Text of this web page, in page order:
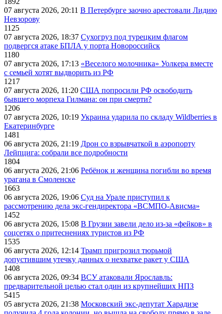
07 августа 2026, 20:11 В Петербурге заочно арестовали Лидию
Невзорову
1125
07 августа 2026, 18:37 Сухогруз под турецким флагом
подвергся атаке БПЛА у порта Новороссийск
1180
07 августа 2026, 17:13 «Веселого молочника» Уолкера вместе
с семьей хотят выдворить из РФ
1217
07 августа 2026, 11:20 США попросили РФ освободить
бывшего морпеха Гилмана: он при смерти?
1206
07 августа 2026, 10:19 Украина ударила по складу Wildberries в
Екатеринбурге
1481
06 августа 2026, 21:19 Дрон со взрывчаткой в аэропорту
Лейпцига: собрали все подробности
1804
06 августа 2026, 21:06 Ребёнок и женщина погибли во время
урагана в Смоленске
1663
06 августа 2026, 19:06 Суд на Урале приступил к
рассмотрению дела экс-гендиректора «ВСМПО-Ависма»
1452
06 августа 2026, 15:08 В Грузии завели дело из-за «фейков» в
соцсетях о притеснениях туристов из РФ
1535
06 августа 2026, 12:14 Трамп пригрозил тюрьмой
допустившим утечку данных о нехватке ракет у США
1408
06 августа 2026, 09:34 ВСУ атаковали Ярославль:
предварительной целью стал один из крупнейших НПЗ
5415
05 августа 2026, 21:38 Московский экс-депутат Харадизе